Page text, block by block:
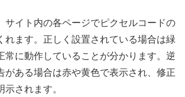
サイト内の各ページでピクセルコードの
れます。正しく設置されている場合は緑
常に動作していることが分かります。逆
がある場合は赤や黄色で表示され、修正
されます。